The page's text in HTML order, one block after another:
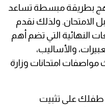
بطريقة مبسطة تساعد
الامتحان. ولذلك نقدم
النهائية التي تضم أهم
والأساليب،
مواصفات امتحانات وزارة
طفلك على تثبيت